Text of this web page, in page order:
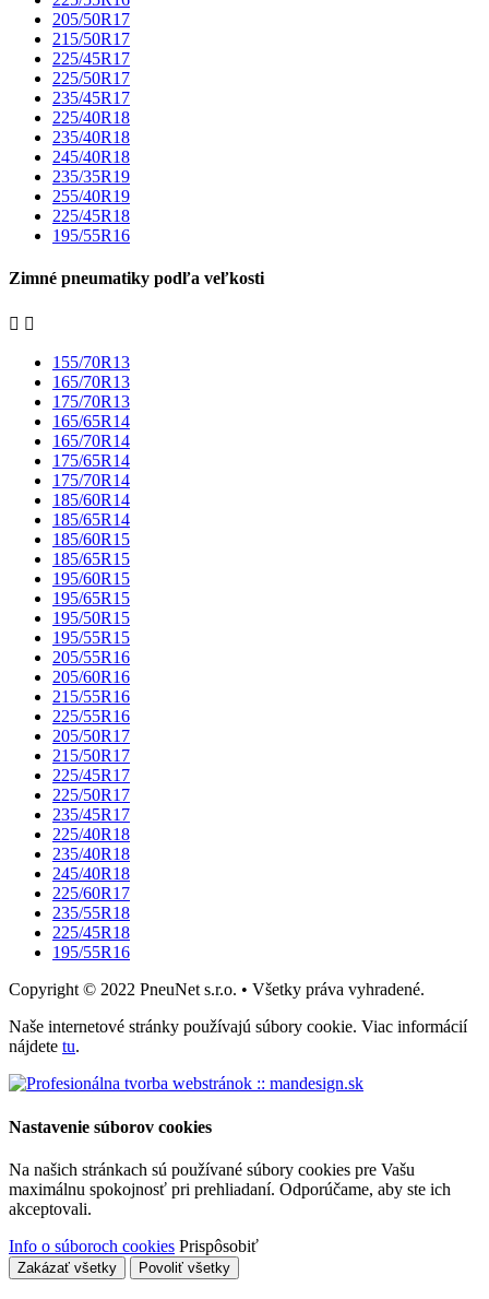
205/50R17
215/50R17
225/45R17
225/50R17
235/45R17
225/40R18
235/40R18
245/40R18
235/35R19
255/40R19
225/45R18
195/55R16
Zimné pneumatiky podľa veľkosti
 
155/70R13
165/70R13
175/70R13
165/65R14
165/70R14
175/65R14
175/70R14
185/60R14
185/65R14
185/60R15
185/65R15
195/60R15
195/65R15
195/50R15
195/55R15
205/55R16
205/60R16
215/55R16
225/55R16
205/50R17
215/50R17
225/45R17
225/50R17
235/45R17
225/40R18
235/40R18
245/40R18
225/60R17
235/55R18
225/45R18
195/55R16
Copyright © 2022 PneuNet s.r.o. • Všetky práva vyhradené.
Naše internetové stránky používajú súbory cookie. Viac informácií
nájdete tu.
Nastavenie súborov cookies
Na našich stránkach sú používané súbory cookies pre Vašu
maximálnu spokojnosť pri prehliadaní. Odporúčame, aby ste ich
akceptovali.
Info o súboroch cookies Prispôsobiť
Zakázať všetky Povoliť všetky